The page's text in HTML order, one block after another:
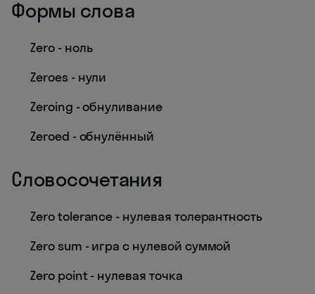
Формы слова
Zero - ноль
Zeroes - нули
Zeroing - обнуливание
Zeroed - обнулённый
Словосочетания
Zero tolerance - нулевая толерантность
Zero sum - игра с нулевой суммой
Zero point - нулевая точка